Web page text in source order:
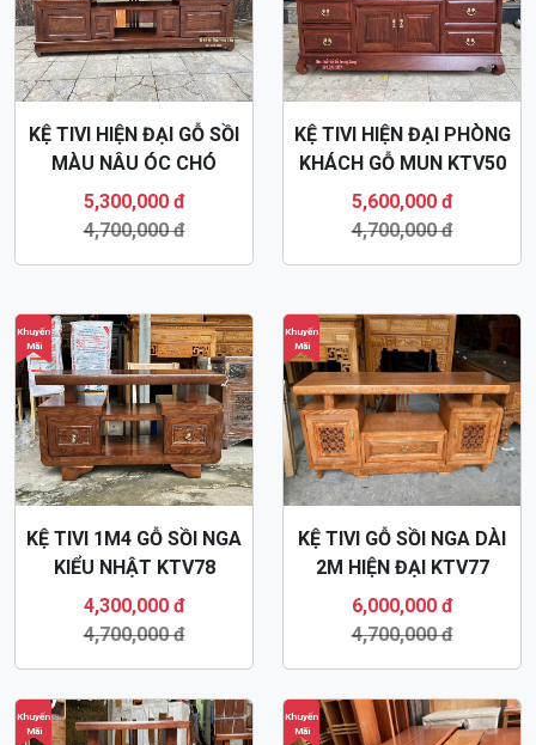
KỆ TIVI HIỆN ĐẠI GỖ SỒI
MÀU NÂU ÓC CHÓ
KTV49
5,300,000 đ
4,700,000 đ
KỆ TIVI HIỆN ĐẠI PHÒNG
KHÁCH GỖ MUN KTV50
5,600,000 đ
4,700,000 đ
Khuyến
Mãi
KỆ TIVI 1M4 GỖ SỒI NGA
KIỂU NHẬT KTV78
4,300,000 đ
4,700,000 đ
Khuyến
Mãi
KỆ TIVI GỖ SỒI NGA DÀI
2M HIỆN ĐẠI KTV77
6,000,000 đ
4,700,000 đ
Khuyến
Mãi
Khuyến
Mãi